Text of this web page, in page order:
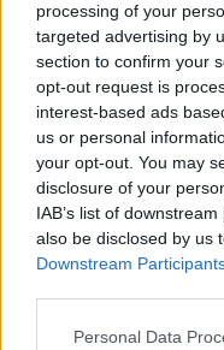
processing of your
targeted advertising by
section to confirm your
opt-out request is
interest-based ads
us or personal
your opt-out. You may
disclosure of your
IAB’s list of
also be disclosed by us
Downstream
Please note that this
Personal Data
χειρουργός, η
γραμματέας του
ΕΣΔΔΑ, ο Χάρης
δημοτικός
Παπαδοπούλου,
συντονίζει ο